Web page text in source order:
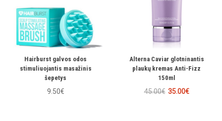
Hairburst galvos odos
stimuliuojantis masažinis
šepetys
9.50€
Alterna Caviar glotninantis
plaukų kremas Anti-Fizz
150ml
45.00€ 35.00€